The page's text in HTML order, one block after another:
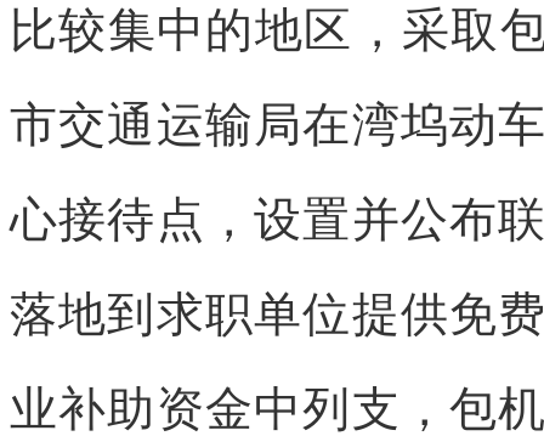
比较集中的地区，采取
市交通运输局在湾坞动
心接待点，设置并公布
落地到求职单位提供免
业补助资金中列支，包